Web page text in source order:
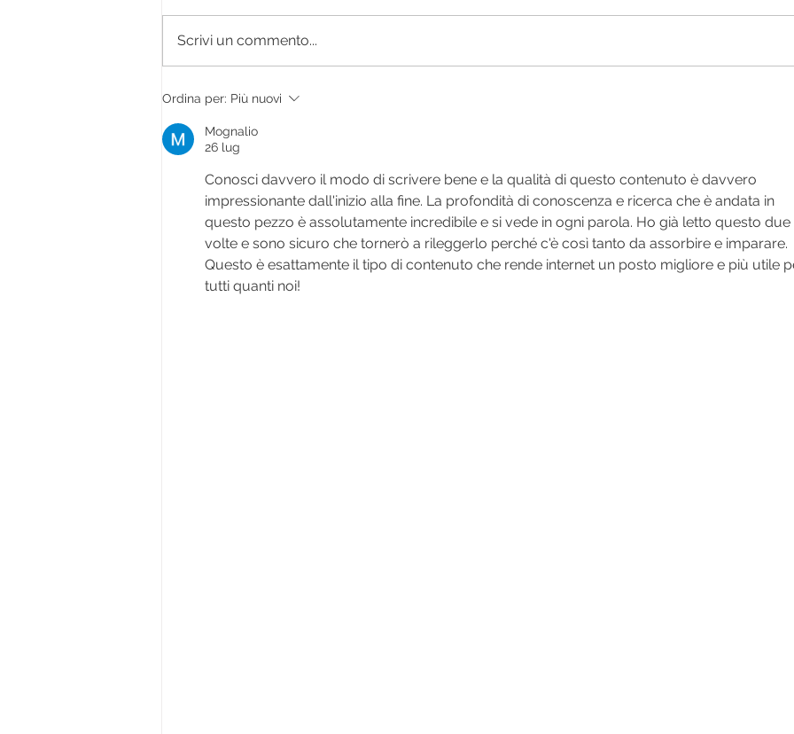
Scrivi un commento...
Ordina per: Più nuovi
Mognalio
26 lug
Conosci davvero il modo di scrivere bene e la qualità di questo contenuto è davvero
impressionante dall'inizio alla fine. La profondità di conoscenza e ricerca che è andata in
questo pezzo è assolutamente incredibile e si vede in ogni parola. Ho già letto questo due
volte e sono sicuro che tornerò a rileggerlo perché c'è così tanto da assorbire e imparare.
Questo è esattamente il tipo di contenuto che rende internet un posto migliore e più utile
tutti quanti noi!